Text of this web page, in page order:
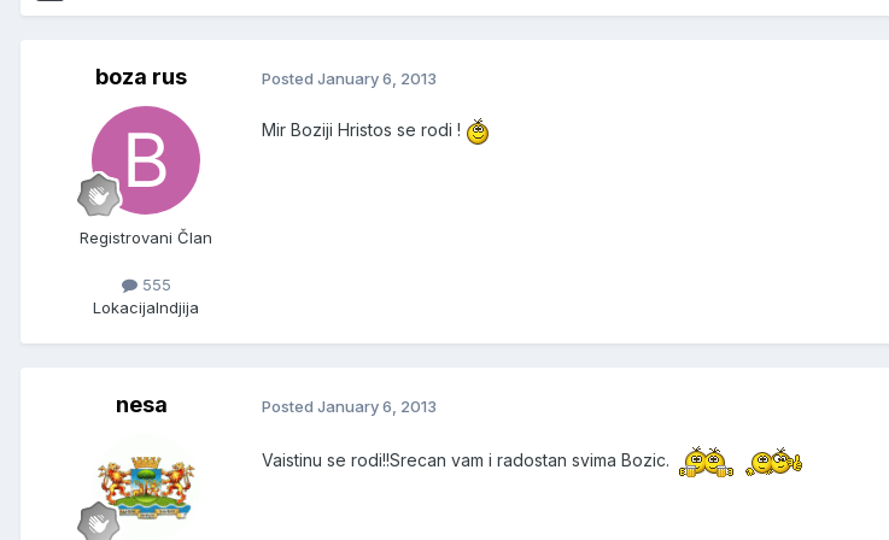
boza rus
Registrovani Član
555
LokacijaIndjija
Posted January 6, 2013
Mir Boziji Hristos se rodi !
nesa Posted January 6, 2013
Vaistinu se rodi!!Srecan vam i radostan svima Bozic.